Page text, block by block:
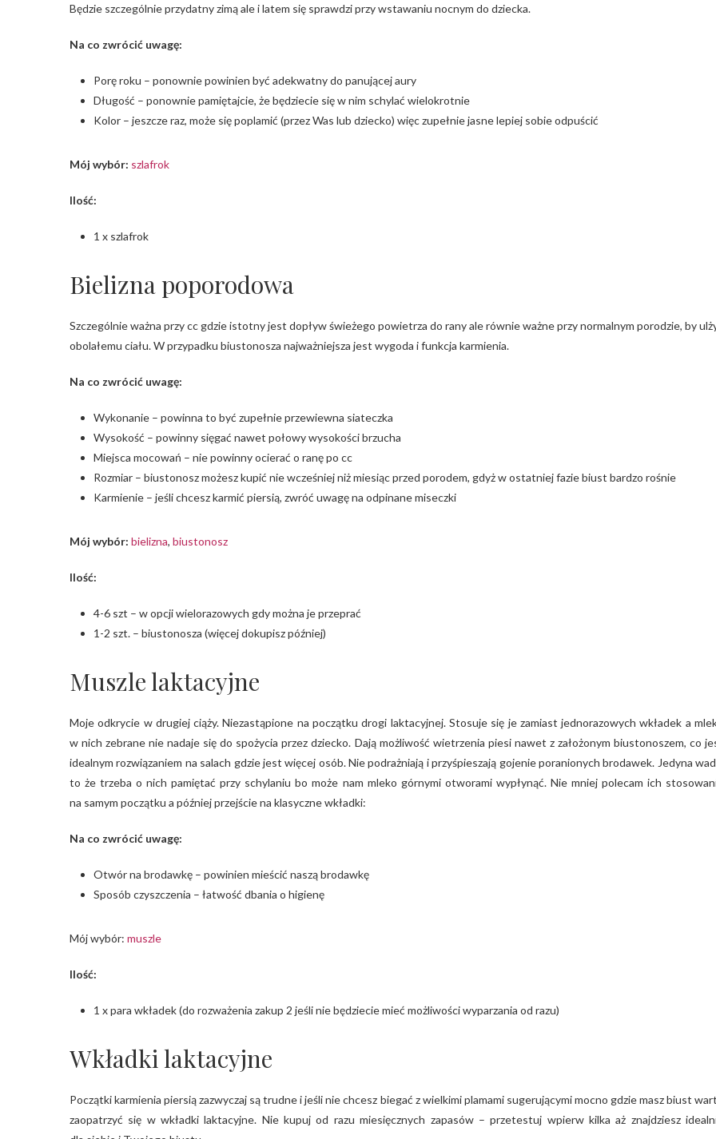
Będzie szczególnie przydatny zimą ale i latem się sprawdzi przy wstawaniu nocnym do dziecka.
Na co zwrócić uwagę:
Porę roku – ponownie powinien być adekwatny do panującej aury
Długość – ponownie pamiętajcie, że będziecie się w nim schylać wielokrotnie
Kolor – jeszcze raz, może się poplamić (przez Was lub dziecko) więc zupełnie jasne lepiej sobie odpuścić
Mój wybór: szlafrok
Ilość:
1 x szlafrok
Bielizna poporodowa
Szczególnie ważna przy cc gdzie istotny jest dopływ świeżego powietrza do rany ale równie ważne przy normalnym porodzie, by
obolałemu ciału. W przypadku biustonosza najważniejsza jest wygoda i funkcja karmienia.
Na co zwrócić uwagę:
Wykonanie – powinna to być zupełnie przewiewna siateczka
Wysokość – powinny sięgać nawet połowy wysokości brzucha
Miejsca mocowań – nie powinny ocierać o ranę po cc
Rozmiar – biustonosz możesz kupić nie wcześniej niż miesiąc przed porodem, gdyż w ostatniej fazie biust bardzo rośnie
Karmienie – jeśli chcesz karmić piersią, zwróć uwagę na odpinane miseczki
Mój wybór: bielizna, biustonosz
Ilość:
4-6 szt – w opcji wielorazowych gdy można je przeprać
1-2 szt. – biustonosza (więcej dokupisz później)
Muszle laktacyjne
Moje odkrycie w drugiej ciąży. Niezastąpione na początku drogi laktacyjnej. Stosuje się je zamiast jednorazowych wkładek a
w nich zebrane nie nadaje się do spożycia przez dziecko. Dają możliwość wietrzenia piesi nawet z założonym biustonoszem, co
idealnym rozwiązaniem na salach gdzie jest więcej osób. Nie podrażniają i przyśpieszają gojenie poranionych brodawek. Jedyna
to że trzeba o nich pamiętać przy schylaniu bo może nam mleko górnymi otworami wypłynąć. Nie mniej polecam ich
na samym początku a później przejście na klasyczne wkładki:
Na co zwrócić uwagę:
Otwór na brodawkę – powinien mieścić naszą brodawkę
Sposób czyszczenia – łatwość dbania o higienę
Mój wybór: muszle
Ilość:
1 x para wkładek (do rozważenia zakup 2 jeśli nie będziecie mieć możliwości wyparzania od razu)
Wkładki laktacyjne
Początki karmienia piersią zazwyczaj są trudne i jeśli nie chcesz biegać z wielkimi plamami sugerującymi mocno gdzie masz biust
zaopatrzyć się w wkładki laktacyjne. Nie kupuj od razu miesięcznych zapasów – przetestuj wpierw kilka aż znajdziesz